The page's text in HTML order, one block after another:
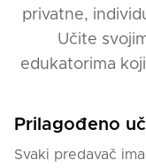
privatne,
Učite
edukatorima
Prilagođeno
Svaki predavač